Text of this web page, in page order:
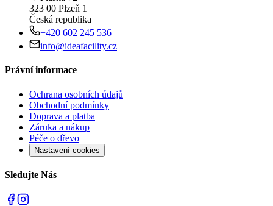
323 00 Plzeň 1
Česká republika
+420 602 245 536
info@ideafacility.cz
Právní informace
Ochrana osobních údajů
Obchodní podmínky
Doprava a platba
Záruka a nákup
Péče o dřevo
Nastavení cookies
Sledujte Nás